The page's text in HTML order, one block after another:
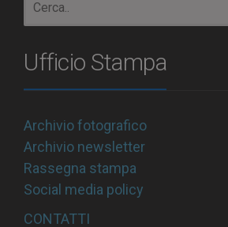
Ufficio Stampa
Archivio fotografico
Archivio newsletter
Rassegna stampa
Social media policy
CONTATTI